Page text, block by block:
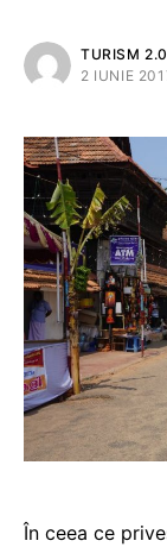
TURISM
2 IUNIE
În ceea ce